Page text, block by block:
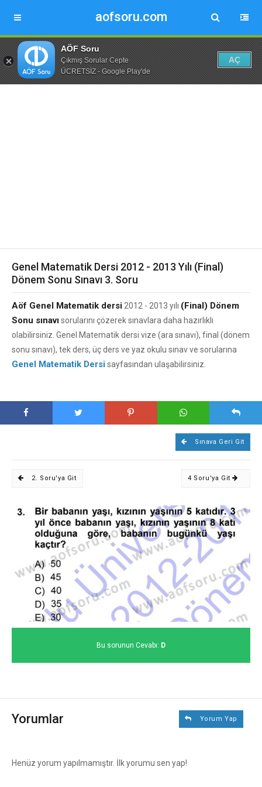
aofsoru.com
AÖF Soru
Çıkmış Sorular Cepte
ÜCRETSİZ - Google Play'de
AÇ
Genel Matematik Dersi 2012 - 2013 Yılı (Final)
Dönem Sonu Sınavı 3. Soru
Aöf Genel Matematik dersi 2012 - 2013 yılı (Final) Dönem
Sonu sınavısorularını çözerek sınavlara daha hazırlıklı
olabilirsiniz. Genel Matematik dersi vize (ara sınavı), final (dönem
sonu sınavı), tek ders, üç ders ve yaz okulu sınav ve sorularına
Genel Matematik Dersisayfasından ulaşabilirsiniz.
Sınava Geri Git
2. Soru'ya Git 4 Soru'ya Git
Bu sorunun Cevabı: D
Yorumlar Yorum Yap
Henüz yorum yapılmamıştır. İlk yorumu sen yap!